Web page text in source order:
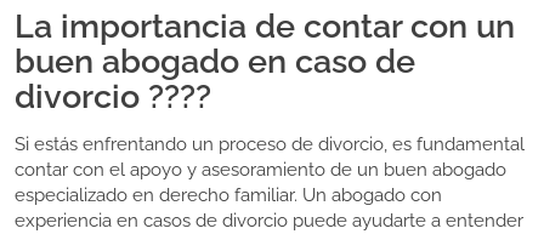
La importancia de contar con un
buen abogado en caso de
divorcio ????
Si estás enfrentando un proceso de divorcio, es fundamental
contar con el apoyo y asesoramiento de un buen abogado
especializado en derecho familiar. Un abogado con
experiencia en casos de divorcio puede ayudarte a entender